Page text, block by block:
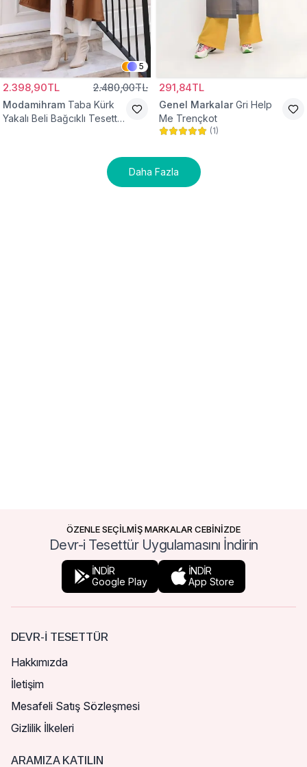
5
2.398,90TL 2.480,00TL
Modamihram Taba Kürk
Yakalı Beli Bağcıklı Tesettür
291,84TL
Genel Markalar Gri Help
Me Trençkot
(1)
Daha Fazla
ÖZENLE SEÇİLMİŞ MARKALAR CEBİNİZDE
Devr-i Tesettür Uygulamasını İndirin
İNDİR
Google Play
İNDİR
App Store
DEVR-I TESETTÜR
Hakkımızda
İletişim
Mesafeli Satış Sözleşmesi
Gizlilik İlkeleri
ARAMIZA KATILIN